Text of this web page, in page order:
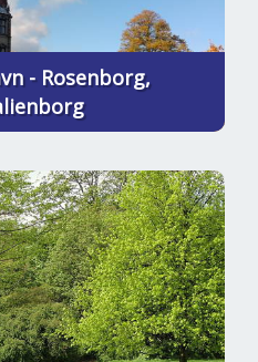
- Rosenborg,